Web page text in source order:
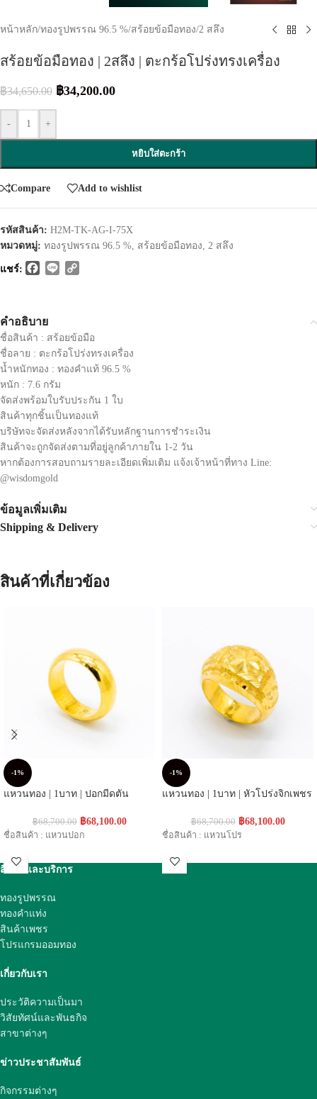
หน้าหลัก/ทองรูปพรรณ 96.5 %/สร้อยข้อมือทอง/2 สลึง
สร้อยข้อมือทอง | 2สลึง | ตะกร้อโปร่งทรงเครื่อง
฿34,650.00 ฿34,200.00
- +
หยิบใส่ตะกร้า
Compare Add to wishlist
รหัสสินค้า: H2M-TK-AG-I-75X
หมวดหมู่: ทองรูปพรรณ 96.5 %, สร้อยข้อมือทอง, 2 สลึง
แชร์: Facebook
Line
คำอธิบาย
ชื่อสินค้า : สร้อยข้อมือ
ชื่อลาย : ตะกร้อโปร่งทรงเครื่อง
น้ำหนักทอง : ทองคำแท้ 96.5 %
หนัก : 7.6 กรัม
จัดส่งพร้อมใบรับประกัน 1 ใบ
สินค้าทุกชิ้นเป็นทองแท้
บริษัทจะจัดส่งหลังจากได้รับหลักฐานการชำระเงิน
สินค้าจะถูกจัดส่งตามที่อยู่ลูกค้าภายใน 1-2 วัน
หากต้องการสอบถามรายละเอียดเพิ่มเติม แจ้งเจ้าหน้าที่ทาง Line:
@wisdomgold
ข้อมูลเพิ่มเติม
Shipping & Delivery
สินค้าที่เกี่ยวข้อง
-1%
แหวนทอง | 1บาท | ปอกมีดตัน
฿68,700.00 ฿68,100.00
ชื่อสินค้า : แหวนปอก
-1%
แหวนทอง | 1บาท | หัวโปร่งจิกเพชร
฿68,700.00 ฿68,100.00
ชื่อสินค้า : แหวนโปร
สินค้าและบริการ
ทองรูปพรรณ
ทองคำแท่ง
สินค้าเพชร
โปรแกรมออมทอง
เกี่ยวกับเรา
ประวัติความเป็นมา
วิสัยทัศน์และพันธกิจ
สาขาต่างๆ
ข่าวประชาสัมพันธ์
กิจกรรมต่างๆ